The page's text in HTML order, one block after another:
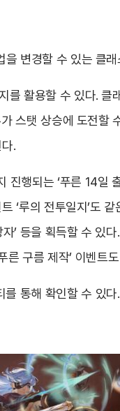
을 변경할 수 있는 클
활용할 수 있다.
스탯 상승에 도전
.
행되는 ‘푸른 14일
‘루의 전투일지’도
’ 등을 획득할 수 있
른 구름 제작’ 이벤트
를 통해 확인할 수 있다.